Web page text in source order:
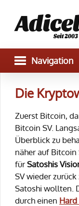
Seit 2003
Die
Zuerst Bitcoin,
Bitcoin SV.
Überblick zu
näher auf Bitcoin
fürSatoshis
SV wieder
Satoshi wollten.
durch einen